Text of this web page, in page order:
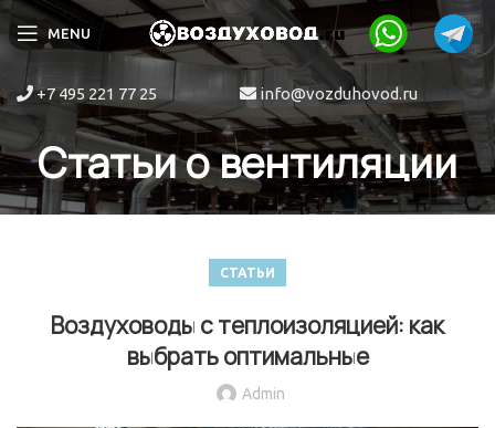
MENU
+7 495 221 77 25 info@vozduhovod.ru
Статьи о вентиляции
СТАТЬИ
Воздуховоды с теплоизоляцией: как
выбрать оптимальные
Admin